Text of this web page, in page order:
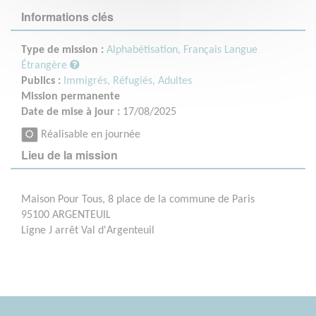
Informations clés
Type de mission : Alphabétisation, Français Langue
Étrangère
Publics : Immigrés, Réfugiés, Adultes
Mission permanente
Date de mise à jour : 17/08/2025
Réalisable en journée
Lieu de la mission
Maison Pour Tous, 8 place de la commune de Paris
95100 ARGENTEUIL
Ligne J arrêt Val d'Argenteuil